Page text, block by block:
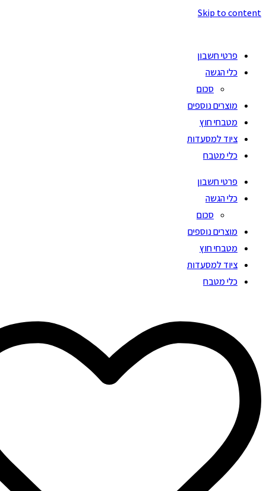
Skip to content
פרטי חשבון
כלי הגשה
סכום
מוצרים נוספים
מטבחי חוץ
ציוד למסעדות
כלי מטבח
פרטי חשבון
כלי הגשה
סכום
מוצרים נוספים
מטבחי חוץ
ציוד למסעדות
כלי מטבח